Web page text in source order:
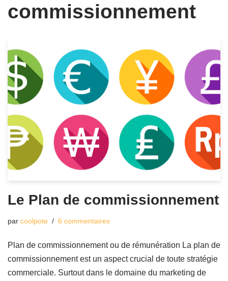
commissionnement
Le Plan de commissionnement
par coolpote 6 commentaires
Plan de commissionnement ou de rémunération La plan de
commissionnement est un aspect crucial de toute stratégie
commerciale. Surtout dans le domaine du marketing de